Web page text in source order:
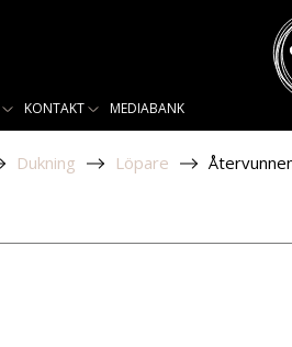
KONTAKT MEDIABANK
Dukning Löpare